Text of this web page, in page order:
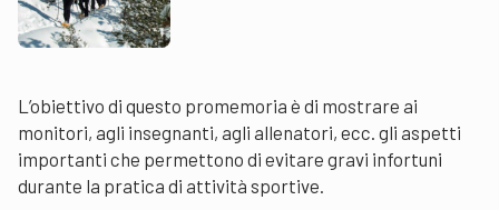
L’obiettivo di questo promemoria è di mostrare ai
monitori, agli insegnanti, agli allenatori, ecc. gli aspetti
importanti che permettono di evitare gravi infortuni
durante la pratica di attività sportive.